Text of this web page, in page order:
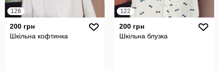
128
200 грн
Шкільна кофтинка
122
200 грн
Шкільна блузка